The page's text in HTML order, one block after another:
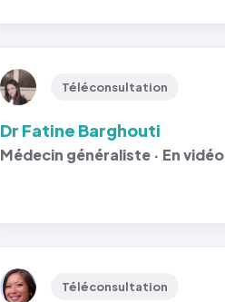
Téléconsultation
Dr Fatine Barghouti
Médecin généraliste · En vidéo
Téléconsultation